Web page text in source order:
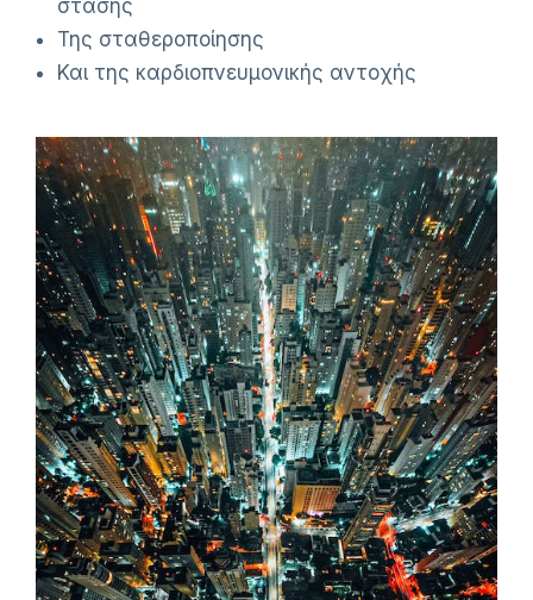
στάσης
Της σταθεροποίησης
Και της καρδιοπνευμονικής αντοχής